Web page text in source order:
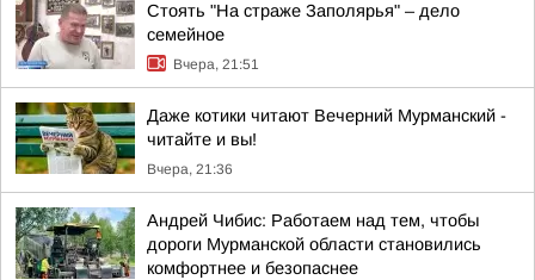
Стоять "На страже Заполярья" – дело
семейное
Вчера, 21:51
Даже котики читают Вечерний Мурманский -
читайте и вы!
Вчера, 21:36
Андрей Чибис: Работаем над тем, чтобы
дороги Мурманской области становились
комфортнее и безопаснее